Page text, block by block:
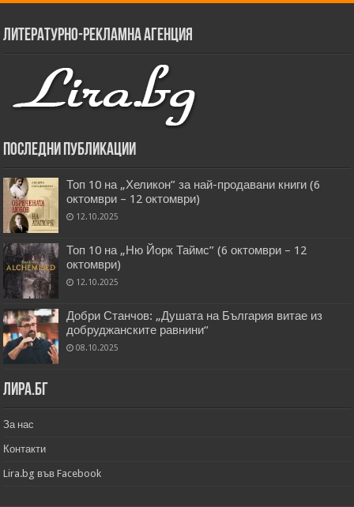
Литературно-рекламна агенция
Последни публикации
Топ 10 на „Хеликон” за най-продавани книги (6
октомври – 12 октомври)
12.10.2025
Топ 10 на „Ню Йорк Таймс” (6 октомври – 12
октомври)
12.10.2025
Добри Станчов: „Душата на България витае из
добруджанските равнини“
08.10.2025
Лира.бг
За нас
Контакти
Lira.bg във Facebook